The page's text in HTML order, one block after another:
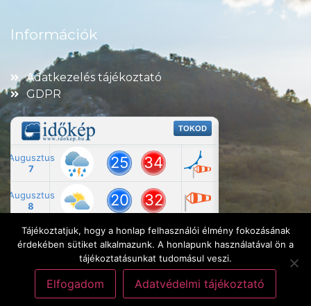
Információk
Adatkezelés tájékoztató
GDPR
Tájékoztatjuk, hogy a honlap felhasználói élmény fokozásának
érdekében sütiket alkalmazunk. A honlapunk használatával ön a
tájékoztatásunkat tudomásul veszi.
Elfogadom Adatvédelmi tájékoztató